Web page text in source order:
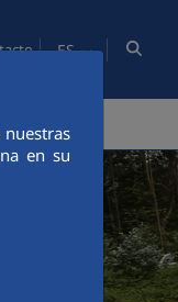
en su
ES